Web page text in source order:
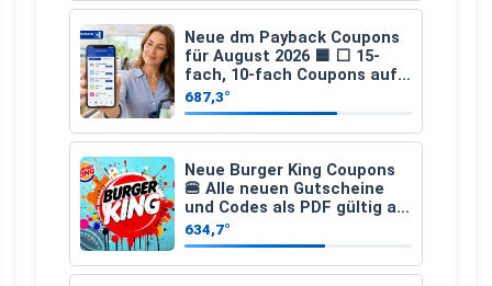
Neue dm Payback Coupons
für August 2026 🟦 ⬜ 15-
fach, 10-fach Coupons auf
den gesamten Einkauf ab 2
€
687,3°
Neue Burger King Coupons
🍔 Alle neuen Gutscheine
und Codes als PDF gültig ab
25.07.2026 bis 04.09.2026
634,7°